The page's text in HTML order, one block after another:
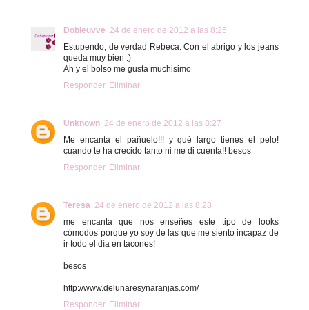
Dobleuvve 24 de enero de 2012 a las 8:25
Estupendo, de verdad Rebeca. Con el abrigo y los jeans
queda muy bien :)
Ah y el bolso me gusta muchisimo
Responder Eliminar
Unknown 24 de enero de 2012 a las 8:27
Me encanta el pañuelo!!! y qué largo tienes el pelo!
cuando te ha crecido tanto ni me di cuenta!! besos
Responder Eliminar
Teresa 24 de enero de 2012 a las 8:28
me encanta que nos enseñes este tipo de looks
cómodos porque yo soy de las que me siento incapaz de
ir todo el día en tacones!
besos
http://www.delunaresynaranjas.com/
Responder Eliminar